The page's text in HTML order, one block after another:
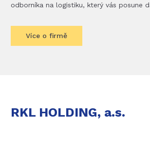
odborníka na logistiku, který vás posune
Více o firmě
RKL HOLDING, a.s.